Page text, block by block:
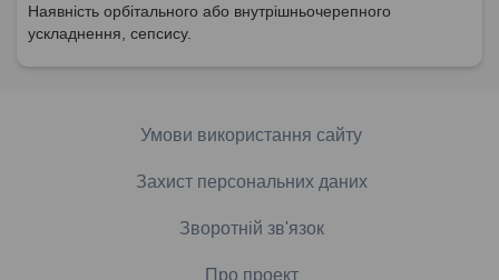
Наявність орбітального або внутрішньочерепного
ускладнення, сепсису.
Умови використання сайту
Захист персональних даних
Зворотній зв'язок
Про проект